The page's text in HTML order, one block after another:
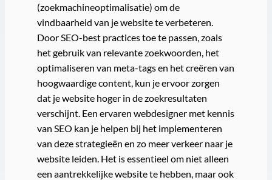
(zoekmachineoptimalisatie) om de
vindbaarheid van je website te verbeteren.
Door SEO-best practices toe te passen, zoals
het gebruik van relevante zoekwoorden, het
optimaliseren van meta-tags en het creëren van
hoogwaardige content, kun je ervoor zorgen
dat je website hoger in de zoekresultaten
verschijnt. Een ervaren webdesigner met kennis
van SEO kan je helpen bij het implementeren
van deze strategieën en zo meer verkeer naar je
website leiden. Het is essentieel om niet alleen
een aantrekkelijke website te hebben, maar ook